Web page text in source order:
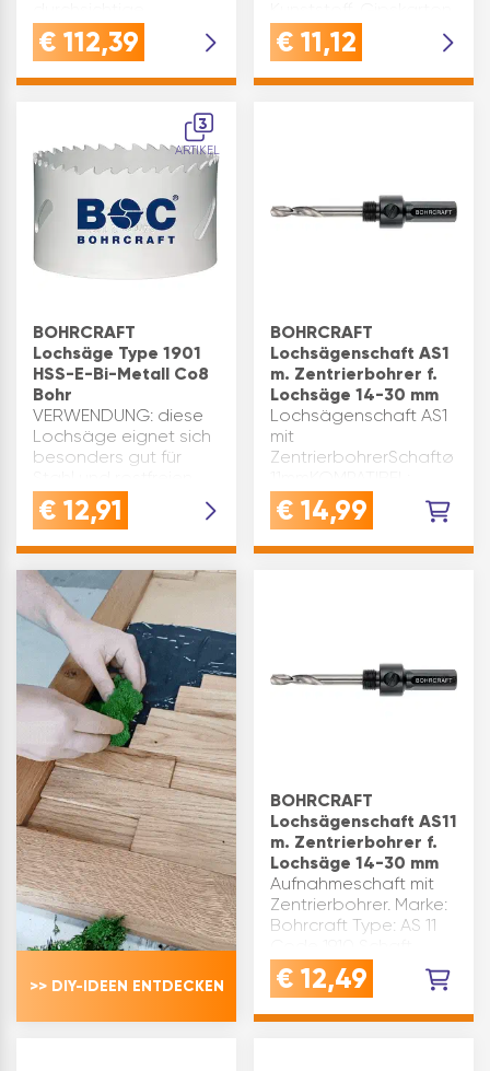
Schutzhaube sammelt
Partikel in den
Lochdurchmesser
kann millimetergenau
€ 112,39
und Holzverkleidungen
- ideal für
ProjekteQUALITÄT: die
€ 11,12
3
ARTIKEL
BOHRCRAFT
Lochsäge Type 1901
HSS-E-Bi-Metall Co8
Bohr
VERWENDUNG: diese
Lochsäge eignet sich
besonders gut für
Stahl (V2A und V4A) ab
1mmQUALITÄT: die
HSS-CO 8% mit
Zahnschneiden in M42
BI-Metall gefertigt -
für …
€ 12,91
BOHRCRAFT
Lochsägenschaft AS1
m. Zentrierbohrer f.
Lochsäge 14-30 mm
Lochsägenschaft AS1
mit
ZentrierbohrerSchaftø
passend zu Bohrcraft
Lochsäge Type 1900
€ 14,99
>> DIY-IDEEN ENTDECKEN
BOHRCRAFT
Lochsägenschaft AS11
m. Zentrierbohrer f.
Lochsäge 14-30 mm
Aufnahmeschaft mit
Zentrierbohrer. Marke:
Bohrcraft Type: AS 11
ø(mm): 8,5 für Sägen
ø(mm): 14- 30
€ 12,49